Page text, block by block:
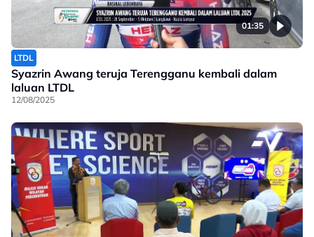
01:35
LTDL
Syazrin Awang teruja Terengganu kembali dalam
laluan LTDL
12/08/2025